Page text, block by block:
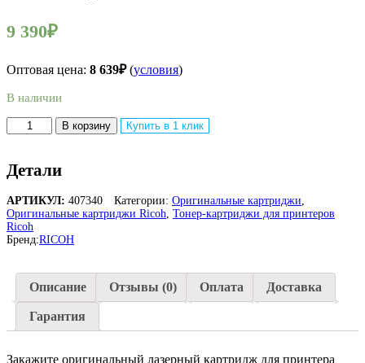
9 390₽
Оптовая цена: 8 639₽(условия)
В наличии
Количество
товара
лазерный
картридж
Ricoh
SP
4500E
407340
Ricoh
Aficio
SP
3600DN/
3600SF/
4510DN/
В корзину Купить в 1 клик
Детали
АРТИКУЛ: 407340 Категории: Оригинальные картриджи,
Оригинальные картриджи Ricoh, Тонер-картриджи для принтеров
Ricoh
Бренд:RICOH
Описание Отзывы (0) Оплата Доставка
Гарантия
Закажите оригинальный лазерный картридж для принтера